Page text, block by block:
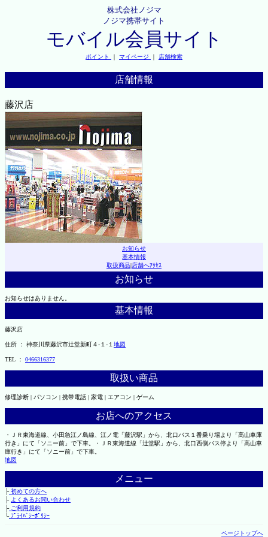
株式会社ノジマ
ノジマ携帯サイト
モバイル会員サイト
ポイント ｜ マイページ ｜ 店舗検索
店舗情報
藤沢店
お知らせ
基本情報
取扱商品|店舗へｱｸｾｽ
お知らせ
お知らせはありません。
基本情報
藤沢店
住所 ： 神奈川県藤沢市辻堂新町４-１-１ 地図
TEL ： 0466316377
取扱い商品
修理診断 | パソコン | 携帯電話 | 家電 | エアコン | ゲーム
お店へのアクセス
・ＪＲ東海道線、小田急江ノ島線、江ノ電「藤沢駅」から、北口バス１番乗り場より「高山車庫
行き」にて「ソニー前」で下車。・ＪＲ東海道線「辻堂駅」から、北口西側バス停より「高山車
庫行き」にて「ソニー前」で下車。
地図
メニュー
├初めての方へ
├ よくあるお問い合わせ
├ご利用規約
└ﾌﾟﾗｲﾊﾞｼｰﾎﾟﾘｼｰ
ページトップへ